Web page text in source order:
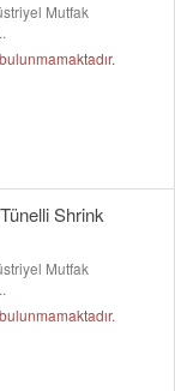
Mutfak
Shrink
Mutfak